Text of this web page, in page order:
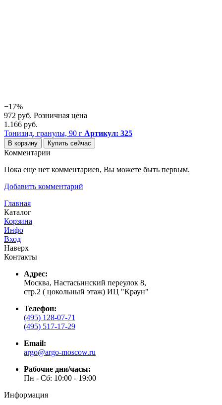
−17%
972 руб. Розничная цена
1.166 руб.
Тонизид, гранулы, 90 г Артикул: 325
В корзину Купить сейчас
Комментарии
Пока еще нет комментариев, Вы можете быть первым.
Добавить комментарий
Главная
Каталог
Корзина
Инфо
Вход
Наверх
Контакты
Адрес:
Москва, Настасьинский переулок 8,
стр.2 ( цокольный этаж) ИЦ "Краун"
Телефон:
(495) 128-07-71
(495) 517-17-29
Email:
argo@argo-moscow.ru
Рабочие дни/часы:
Пн - Cб: 10:00 - 19:00
Информация